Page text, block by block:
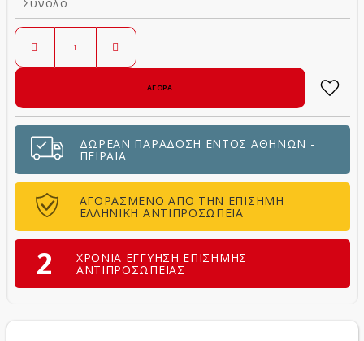
ΔΩΡΕΑΝ ΠΑΡΑΔΟΣΗ ΕΝΤΟΣ ΑΘΗΝΩΝ -
ΠΕΙΡΑΙΑ
ΑΓΟΡΑΣΜΕΝΟ ΑΠΟ ΤΗΝ ΕΠΙΣΗΜΗ
ΕΛΛΗΝΙΚΗ ΑΝΤΙΠΡΟΣΩΠΕΙΑ
2 ΧΡΟΝΙΑ ΕΓΓΥΗΣΗ ΕΠΙΣΗΜΗΣ
ΑΝΤΙΠΡΟΣΩΠΕΙΑΣ